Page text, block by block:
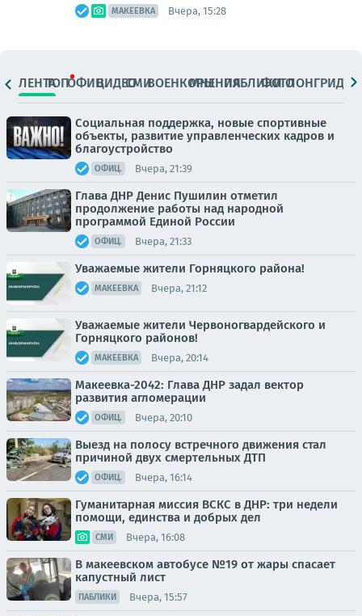
МАКЕЕВКА Вчера, 15:28
ЛЕНТАТОПОФИЦ.ВИДЕОСМИВОЕНКОРЫМНЕНИЯПАБЛИКИ
ФОТОЛОНГРИДЫ
Социальная поддержка, новые спортивные
объекты, развитие управленческих кадров и
благоустройство
ОФИЦ. Вчера, 21:39
Глава ДНР Денис Пушилин отметил
продолжение работы над народной
программой Единой России
ОФИЦ. Вчера, 21:33
Уважаемые жители Горняцкого района!
МАКЕЕВКА Вчера, 21:12
Уважаемые жители Червоногвардейского и
Горняцкого районов!
МАКЕЕВКА Вчера, 20:14
Макеевка-2042: Глава ДНР задал вектор
развития агломерации
ОФИЦ. Вчера, 20:10
Выезд на полосу встречного движения стал
причиной двух смертельных ДТП
ОФИЦ. Вчера, 16:14
Гуманитарная миссия ВСКС в ДНР: три недели
помощи, единства и добрых дел
СМИ Вчера, 16:08
В макеевском автобусе №19 от жары спасает
капустный лист
ПАБЛИКИ Вчера, 15:57